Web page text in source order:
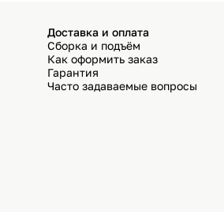
Доставка и оплата
Сборка и подъём
Как оформить заказ
Гарантия
Часто задаваемые вопросы